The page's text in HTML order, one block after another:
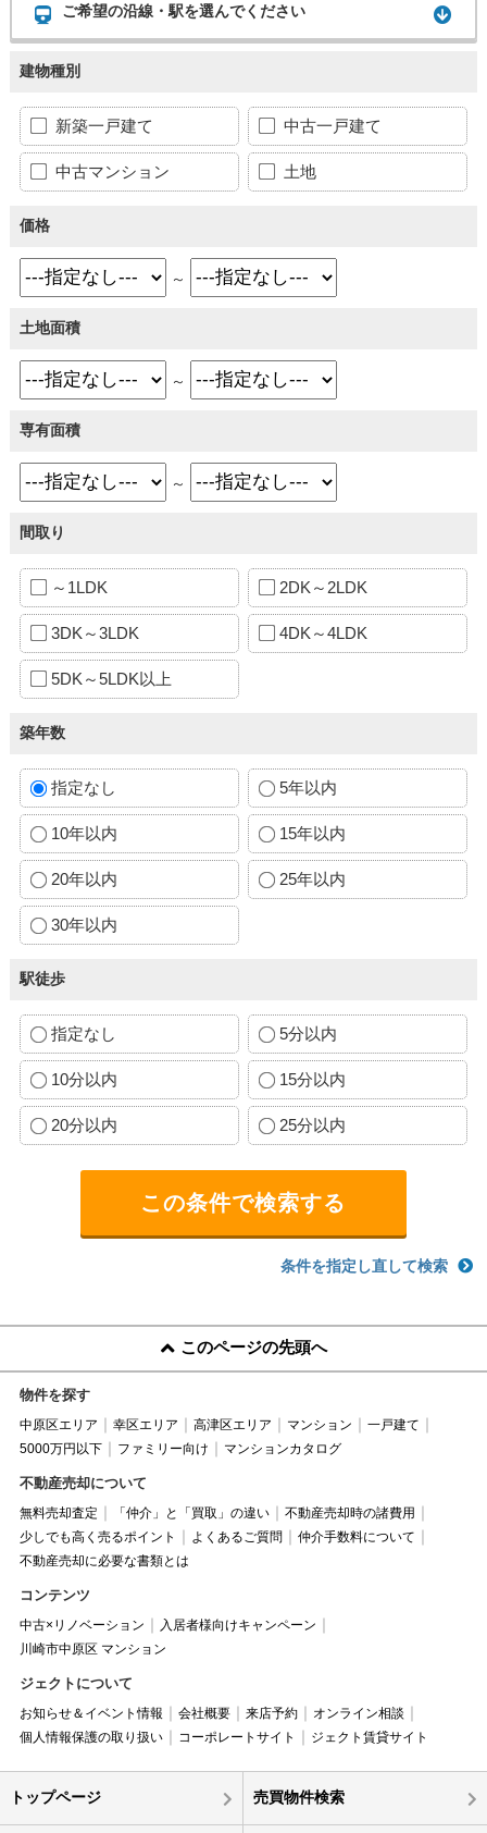
ご希望の沿線・駅を選んでください
建物種別
新築一戸建て 中古一戸建て
中古マンション 土地
価格
～
土地面積
～
専有面積
～
間取り
～1LDK 2DK～2LDK
3DK～3LDK 4DK～4LDK
5DK～5LDK以上
築年数
指定なし 5年以内
10年以内 15年以内
20年以内 25年以内
30年以内
駅徒歩
指定なし 5分以内
10分以内 15分以内
20分以内 25分以内
条件を指定し直して検索
このページの先頭へ
物件を探す
中原区エリア 幸区エリア 高津区エリア マンション
一戸建て
5000万円以下
ファミリー向け マンションカタログ
不動産売却について
無料売却査定 「仲介」と「買取」の違い
不動産売却時の諸費用
少しでも高く売るポイント
よくあるご質問
仲介手数料について
不動産売却に必要な書類とは
コンテンツ
中古×リノベーション
入居者様向けキャンペーン
川崎市中原区 マンション
ジェクトについて
お知らせ＆イベント情報 会社概要 来店予約
オンライン相談
個人情報保護の取り扱い
コーポレートサイト ジェクト賃貸サイト
トップページ 売買物件検索